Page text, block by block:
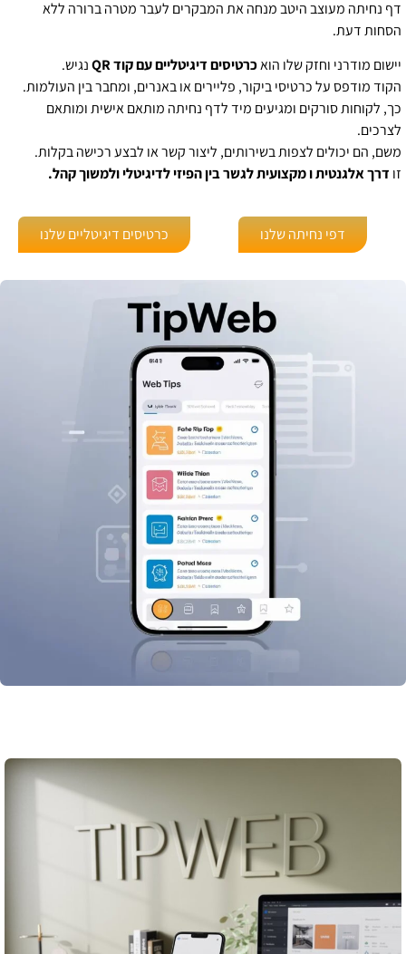
דף נחיתה מעוצב היטב מנחה את המבקרים לעבר מטרה ברורה ללא
הסחות דעת.
יישום מודרני וחזק שלו הואכרטיסים דיגיטליים עם קוד QR
נגיש.
הקוד מודפס על כרטיסי ביקור, פליירים או באנרים, ומחבר בין העולמות.
כך, לקוחות סורקים ומגיעים מיד לדף נחיתה מותאם אישית ומותאם
לצרכים.
משם, הם יכולים לצפות בשירותים, ליצור קשר או לבצע רכישה בקלות.
זו דרך אלגנטית ו מקצועית לגשר בין הפיזי לדיגיטלי ולמשוך קהל.
דפי נחיתה שלנו כרטיסים דיגיטליים שלנו